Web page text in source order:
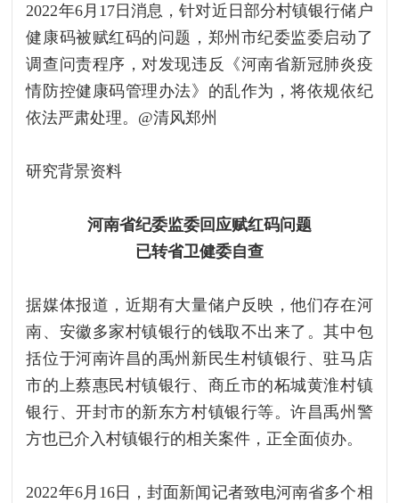
2022年6月17日消息，针对近日部分村镇银行储户
健康码被赋红码的问题，郑州市纪委监委启动了
调查问责程序，对发现违反《河南省新冠肺炎疫
情防控健康码管理办法》的乱作为，将依规依纪
依法严肃处理。@清风郑州
研究背景资料
河南省纪委监委回应赋红码问题
已转省卫健委自查
据媒体报道，近期有大量储户反映，他们存在河
南、安徽多家村镇银行的钱取不出来了。其中包
括位于河南许昌的禹州新民生村镇银行、驻马店
市的上蔡惠民村镇银行、商丘市的柘城黄淮村镇
银行、开封市的新东方村镇银行等。许昌禹州警
方也已介入村镇银行的相关案件，正全面侦办。
2022年6月16日，封面新闻记者致电河南省多个相